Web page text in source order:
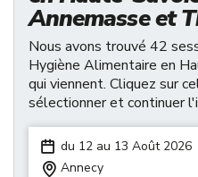
Annemasse et
Nous avons trouvé 42
Hygiène Alimentaire en
qui viennent. Cliquez sur
sélectionner et continuer
du 12 au 13 Août 2026
Annecy